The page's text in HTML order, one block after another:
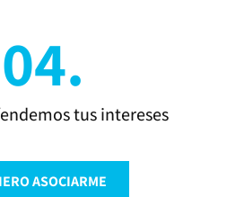
04.
tus intereses
ASOCIARME